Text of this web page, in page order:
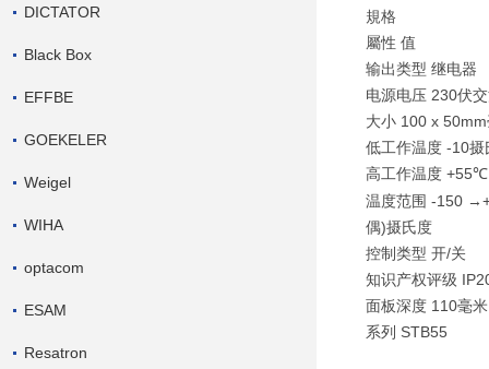
DICTATOR
Black Box
EFFBE
GOEKELER
Weigel
WIHA
optacom
ESAM
Resatron
規格
屬性 值
输出类型 继电器
电源电压 230伏
大小 100 x
低工作温度 -10摄
高工作温度 +55℃
温度范围 -150
偶)摄氏度
控制类型 开/关
知识产权评级
面板深度 110毫米
系列 STB55